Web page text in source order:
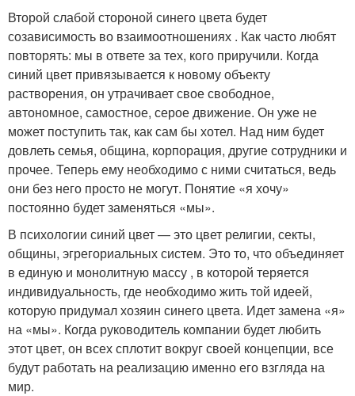
Второй слабой стороной синего цвета будет
созависимость во взаимоотношениях . Как часто любят
повторять: мы в ответе за тех, кого приручили. Когда
синий цвет привязывается к новому объекту
растворения, он утрачивает свое свободное,
автономное, самостное, серое движение. Он уже не
может поступить так, как сам бы хотел. Над ним будет
довлеть семья, община, корпорация, другие сотрудники и
прочее. Теперь ему необходимо с ними считаться, ведь
они без него просто не могут. Понятие «я хочу»
постоянно будет заменяться «мы».
В психологии синий цвет — это цвет религии, секты,
общины, эгрегориальных систем. Это то, что объединяет
в единую и монолитную массу , в которой теряется
индивидуальность, где необходимо жить той идеей,
которую придумал хозяин синего цвета. Идет замена «я»
на «мы». Когда руководитель компании будет любить
этот цвет, он всех сплотит вокруг своей концепции, все
будут работать на реализацию именно его взгляда на
мир.